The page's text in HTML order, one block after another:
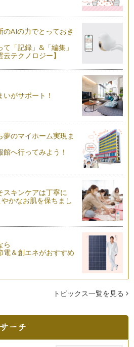
。 梅雨のこの季節は、小さなお子
小さいお子様の育児中であれば、
すか？
るのではないでしょうか？ 使わな
ークが過ぎるとより暖かくなりまし
よく過ごす…
～基本ステップ3「しまい方」
集が続いておりますが、いよいよ大
～基本ステップ２「分ける」
理収納法～基本ステップ１「全部出
~基本ステップ１「全部出す」
ようやく春を感じさせてくれる陽気
る…
事！というくらい、ママにとっては
ちゃだらけ…
のAIの力でとっておき
「記録」&「編集」
テクノロジー】
がサポート！
夢のマイホーム実現ま
へ行ってみよう！
スキンケアは丁寧に
かなお肌を保ちまし
ら
電＆創エネがおすすめ
トピックス一覧を見る